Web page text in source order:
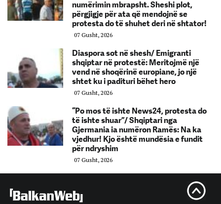
numërimin mbrapsht. Sheshi plot,
përgjigje për ata që mendojnë se
protesta do të shuhet deri në shtator!
07 Gusht, 2026
Diaspora sot në shesh/ Emigranti
shqiptar në protestë: Meritojmë një
vend në shoqërinë europiane, jo një
shtet ku i padituri bëhet hero
07 Gusht, 2026
“Po mos të ishte News24, protesta do
të ishte shuar”/ Shqiptari nga
Gjermania ia numëron Ramës: Na ka
vjedhur! Kjo është mundësia e fundit
për ndryshim
07 Gusht, 2026